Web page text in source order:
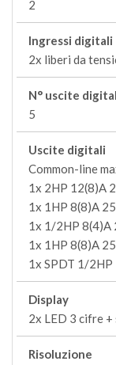
2
Ingressi digitali
2x liberi da
N° uscite
5
Uscite digitali
Common-line
1x 2HP 12(8)A
1x 1HP 8(8)A
1x 1/2HP 8(4)A
1x 1HP 8(8)A
1x SPDT 1/2HP
Display
2x LED 3 cifre +
Risoluzione